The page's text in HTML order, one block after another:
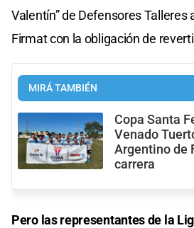
Valentín” de Defensores Talleres
Firmat con la obligación de
MIRÁ TAMBIÉN
Copa Santa
Venado
Argentino de
carrera
Pero las representantes de la